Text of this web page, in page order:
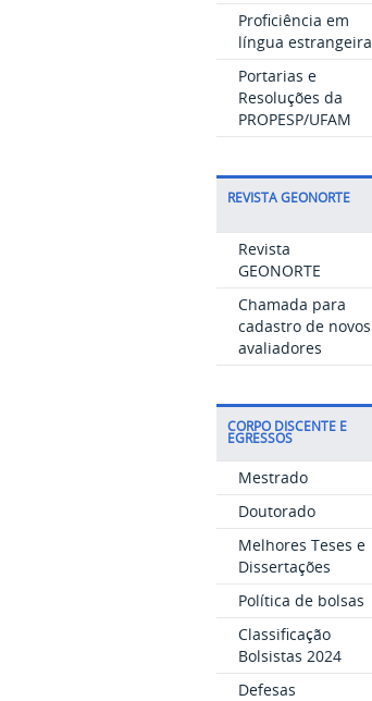
Proficiência em
língua estrangeira
Portarias e
Resoluções da
PROPESP/UFAM
REVISTA GEONORTE
Revista
GEONORTE
Chamada para
cadastro de novos
avaliadores
CORPO DISCENTE E
EGRESSOS
Mestrado
Doutorado
Melhores Teses e
Dissertações
Política de bolsas
Classificação
Bolsistas 2024
Defesas